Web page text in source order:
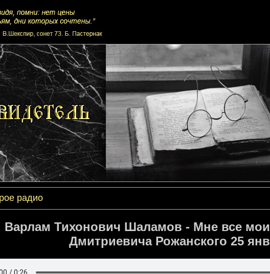
радио
Варлам Тихонович Шаламов - Мне все
Дмитриевича Рожанского 25